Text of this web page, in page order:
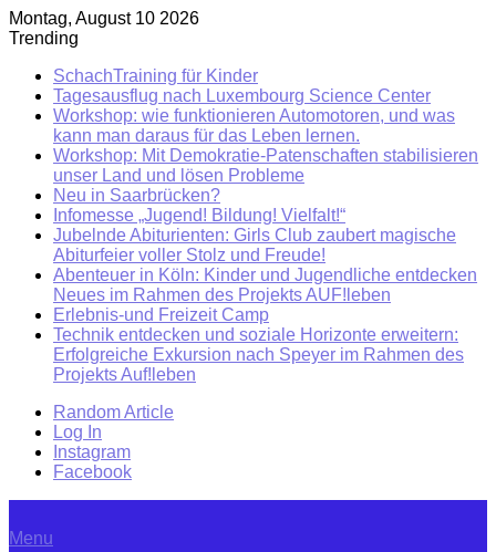
Montag, August 10 2026
Trending
SchachTraining für Kinder
Tagesausflug nach Luxembourg Science Center
Workshop: wie funktionieren Automotoren, und was
kann man daraus für das Leben lernen.
Workshop: Mit Demokratie-Patenschaften stabilisieren
unser Land und lösen Probleme
Neu in Saarbrücken?
Infomesse „Jugend! Bildung! Vielfalt!“
Jubelnde Abiturienten: Girls Club zaubert magische
Abiturfeier voller Stolz und Freude!
Abenteuer in Köln: Kinder und Jugendliche entdecken
Neues im Rahmen des Projekts AUF!leben
Erlebnis-und Freizeit Camp
Technik entdecken und soziale Horizonte erweitern:
Erfolgreiche Exkursion nach Speyer im Rahmen des
Projekts Auf!leben
Random Article
Log In
Instagram
Facebook
Menu